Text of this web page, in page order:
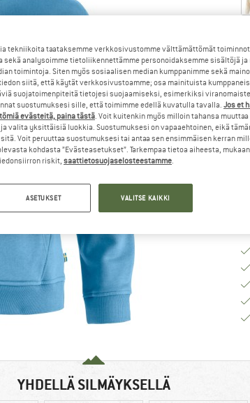
YHDELLÄ SILMÄYKSELLÄ
tekniikoita taataksemme verkkosivustomme välttämättömät
sekä analysoimme tietoliikennettämme personoidaksemme sisältöjä ja
toimintoja. Siten myös sosiaalisen median kumppanimme sekä
siitä, että käytät verkkosivustoamme; osa mainituista
suojatoimenpiteitä tietojesi suojaamiseksi, esimerkiksi
suostumuksesi sille, että toimimme edellä kuvatulla tavalla. Jos et
evästeitä, paina tästä. Voit kuitenkin myös milloin tahansa muuttaa
valita yksittäisiä luokkia. Suostumuksesi on vapaaehtoinen, eikä
Voit peruuttaa suostumuksesi tai antaa sen ensimmäisen kerran
kohdasta ”Evästeasetukset”. Tarkempaa tietoa aiheesta,
riskit, saattietosuojaselosteestamme.
ASETUKSET VALITSE KAIKKI